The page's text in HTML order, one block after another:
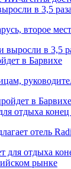
в 3,5 раза
второе
в Барвихе
отдыха
отель
рынке